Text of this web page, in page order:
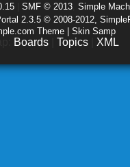
SMF © 2013 Simple
2.3.5 © 2008-2012,
Theme | Skin Samp
Boards Topics XML